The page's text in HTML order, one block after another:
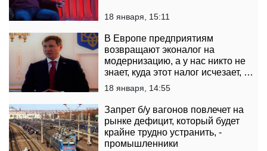
18 января, 15:11
В Европе предприятиям
возвращают эконалог на
модернизацию, а у нас никто не
знает, куда этот налог исчезает, -
нардеп
18 января, 14:55
Запрет б/у вагонов повлечет на
рынке дефицит, который будет
крайне трудно устранить, -
промышленники